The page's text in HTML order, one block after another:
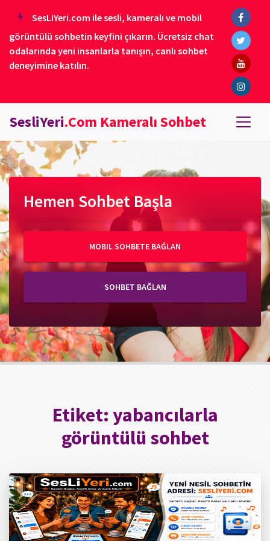
SesLiYeri.com ile sesli, kameralı ve mobil
görüntülü sohbetin keyfini çıkarın. Ücretsiz chat
odalarında yeni insanlarla tanışın, canlı sohbet
deneyimine katılın.
SesliYeri.Com Kameralı Sohbet
Hemen Sohbet Başla
MOBIL SOHBETE BAĞLAN
SOHBET BAĞLAN
Etiket: yabancılarla
görüntülü sohbet